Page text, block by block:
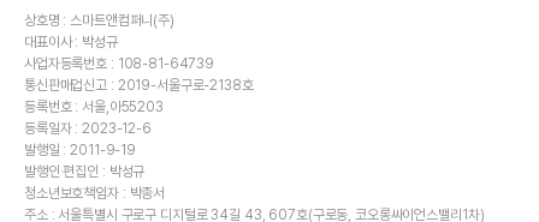
상호명 : 스마트앤컴퍼니(주)
대표이사 : 박성규
사업자등록번호 : 108-81-64739
통신판매업신고 : 2019-서울구로-2138호
등록번호 : 서울,아55203
등록일자 : 2023-12-6
발행일 : 2011-9-19
발행인·편집인 : 박성규
청소년보호책임자 : 박종서
주소 : 서울특별시 구로구 디지털로 34길 43, 607호(구로동, 코오롱싸이언스밸리1차)